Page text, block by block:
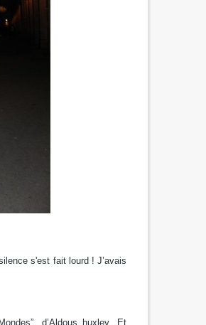
s'est fait lourd ! J’avais
d’Aldous huxley.
Et